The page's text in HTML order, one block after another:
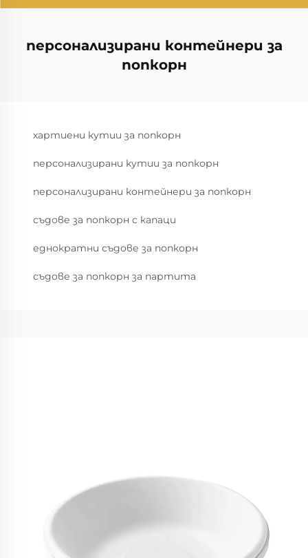
персонализирани контейнери за
попкорн
хартиени кутии за попкорн
персонализирани кутии за попкорн
персонализирани контейнери за попкорн
съдове за попкорн с капаци
еднократни съдове за попкорн
съдове за попкорн за партита